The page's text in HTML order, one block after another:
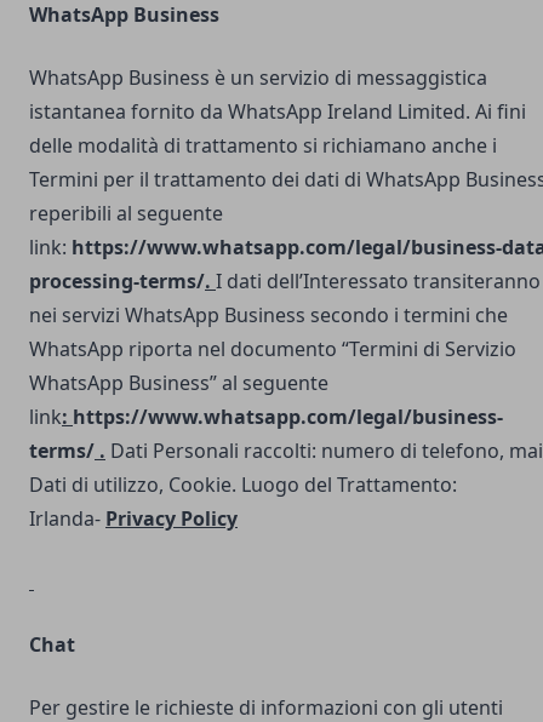
WhatsApp Business
WhatsApp Business è un servizio di messaggistica
istantanea fornito da WhatsApp Ireland Limited. Ai fini
delle modalità di trattamento si richiamano anche i
Termini per il trattamento dei dati di WhatsApp
reperibili al seguente
link: https://www.whatsapp.com/legal/business-
processing-terms/. I dati dell’Interessato transiteranno
nei servizi WhatsApp Business secondo i termini che
WhatsApp riporta nel documento “Termini di Servizio
WhatsApp Business” al seguente
link: https://www.whatsapp.com/legal/business-
terms/ . Dati Personali raccolti: numero di telefono,
Dati di utilizzo, Cookie. Luogo del Trattamento:
Irlanda- Privacy Policy
Chat
Per gestire le richieste di informazioni con gli utenti